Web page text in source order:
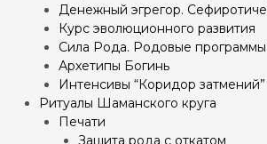
Денежный эгрегор.
Курс эволюционного развития
Сила Рода. Родовые программы
Архетипы Богинь
Интенсивы “Коридор затмений”
Ритуалы Шаманского круга
Печати
Защита рода с откатом